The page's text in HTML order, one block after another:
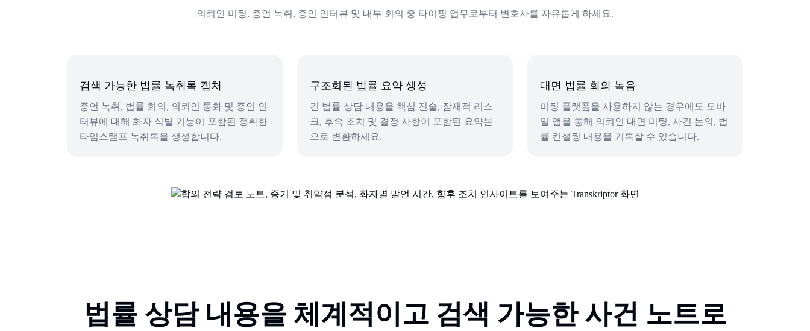
의뢰인 미팅, 증언 녹취, 증인 인터뷰 및 내부 회의 중 타이핑 업무로부터 변호사를 자유롭게 하세요.
검색 가능한 법률 녹취록 캡처
증언 녹취, 법률 회의, 의뢰인 통화 및 증인 인
터뷰에 대해 화자 식별 기능이 포함된 정확한
타임스탬프 녹취록을 생성합니다.
구조화된 법률 요약 생성
긴 법률 상담 내용을 핵심 진술, 잠재적 리스
크, 후속 조치 및 결정 사항이 포함된 요약본
으로 변환하세요.
대면 법률 회의 녹음
미팅 플랫폼을 사용하지 않는 경우에도 모바
일 앱을 통해 의뢰인 대면 미팅, 사건 논의, 법
률 컨설팅 내용을 기록할 수 있습니다.
법률 상담 내용을 체계적이고 검색 가능한 사건 노트로